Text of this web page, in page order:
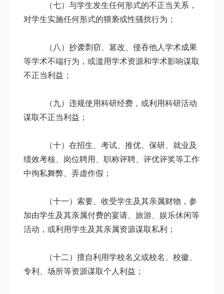
（七）与学生发生任何形式的不正当关系，
对学生实施任何形式的猥亵或性骚扰行为；
（八）抄袭剽窃、篡改、侵吞他人学术成果
等学术不端行为，或滥用学术资源和学术影响谋取
不正当利益；
（九）违规使用科研经费，或利用科研活动
谋取不正当利益；
（十）在招生、考试、推优、保研、就业及
绩效考核、岗位聘用、职称评聘、评优评奖等工作
中徇私舞弊、弄虚作假；
（十一）索要、收受学生及其亲属财物，参
加由学生及其亲属付费的宴请、旅游、娱乐休闲等
活动，或利用学生及其亲属资源谋取私利；
（十二）擅自利用学校名义或校名、校徽、
专利、场所等资源谋取个人利益；